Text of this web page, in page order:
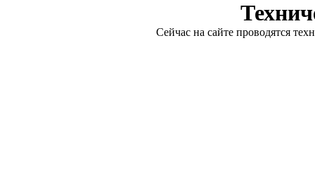
Сейчас на сайте проводятся